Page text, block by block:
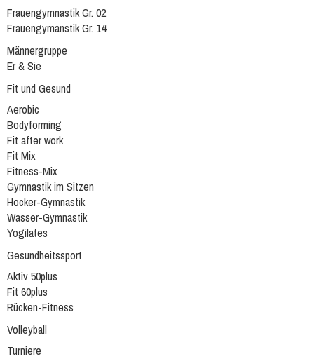
Frauengymnastik Gr. 02
Frauengymanstik Gr. 14
Männergruppe
Er & Sie
Fit und Gesund
Aerobic
Bodyforming
Fit after work
Fit Mix
Fitness-Mix
Gymnastik im Sitzen
Hocker-Gymnastik
Wasser-Gymnastik
Yogilates
Gesundheitssport
Aktiv 50plus
Fit 60plus
Rücken-Fitness
Volleyball
Turniere